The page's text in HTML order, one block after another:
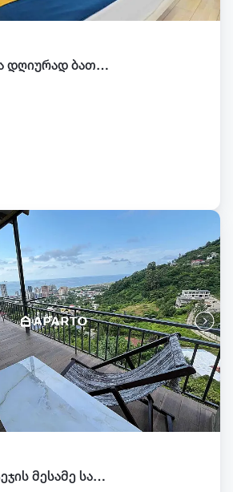
ქირავდება ბინა დღიურად ბათუმში
ქირავდება კოტეჯის მესამე სართული გონიოში